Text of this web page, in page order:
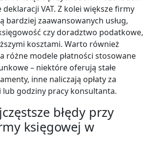
VAT. Z kolei większe firmy
bardziej zaawansowanych usług,
czy doradztwo podatkowe,
kosztami. Warto również
różne modele płatności stosowane
– niektóre oferują stałe
inne naliczają opłaty za
lub godziny pracy konsultanta.
błędy przy
księgowej w